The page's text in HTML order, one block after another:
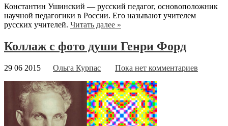
Константин Ушинский — русский педагог, основоположник
научной педагогики в России. Его называют учителем
русских учителей. Читать далее »
Коллаж с фото души Генри Форд
29 06 2015 Ольга Курпас Пока нет комментариев